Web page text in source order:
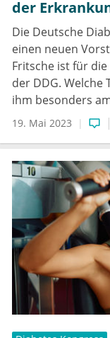
der
Die Deutsche
einen neuen
Fritsche ist für
der DDG. Welche
ihm besonders
19. Mai 2023